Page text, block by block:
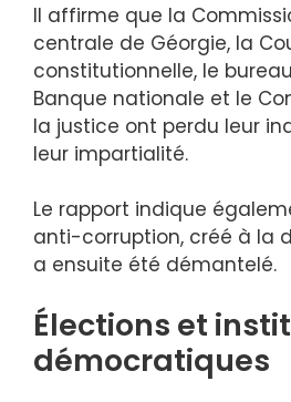
Il affirme que la
centrale de Géorgie, la
constitutionnelle, le
Banque nationale et le
la justice ont perdu leur
leur impartialité.
Le rapport indique
anti-corruption, créé à la
a ensuite été démantelé.
Élections et
démocratiques